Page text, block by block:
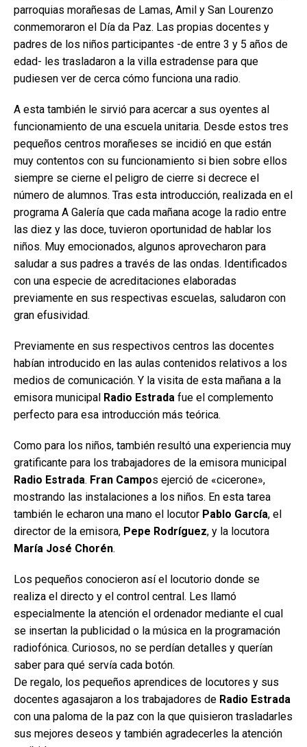
parroquias morañesas de Lamas, Amil y San Lourenzo
conmemoraron el Día da Paz. Las propias docentes y
padres de los niños participantes -de entre 3 y 5 años de
edad- les trasladaron a la villa estradense para que
pudiesen ver de cerca cómo funciona una radio.
A esta también le sirvió para acercar a sus oyentes al
funcionamiento de una escuela unitaria. Desde estos tres
pequeños centros morañeses se incidió en que están
muy contentos con su funcionamiento si bien sobre ellos
siempre se cierne el peligro de cierre si decrece el
número de alumnos. Tras esta introducción, realizada en el
programa A Galería que cada mañana acoge la radio entre
las diez y las doce, tuvieron oportunidad de hablar los
niños. Muy emocionados, algunos aprovecharon para
saludar a sus padres a través de las ondas. Identificados
con una especie de acreditaciones elaboradas
previamente en sus respectivas escuelas, saludaron con
gran efusividad.
Previamente en sus respectivos centros las docentes
habían introducido en las aulas contenidos relativos a los
medios de comunicación. Y la visita de esta mañana a la
emisora municipal Radio Estrada fue el complemento
perfecto para esa introducción más teórica.
Como para los niños, también resultó una experiencia muy
gratificante para los trabajadores de la emisora municipal
Radio Estrada. Fran Campos ejerció de «cicerone»,
mostrando las instalaciones a los niños. En esta tarea
también le echaron una mano el locutor Pablo García, el
director de la emisora, Pepe Rodríguez, y la locutora
María José Chorén.
Los pequeños conocieron así el locutorio donde se
realiza el directo y el control central. Les llamó
especialmente la atención el ordenador mediante el cual
se insertan la publicidad o la música en la programación
radiofónica. Curiosos, no se perdían detalles y querían
saber para qué servía cada botón.
De regalo, los pequeños aprendices de locutores y sus
docentes agasajaron a los trabajadores de Radio Estrada
con una paloma de la paz con la que quisieron trasladarles
sus mejores deseos y también agradecerles la atención